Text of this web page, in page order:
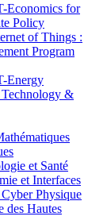
Economics for
Policy
of Things :
Program
Energy
&
et Santé
et Interfaces
Physique
des Hautes